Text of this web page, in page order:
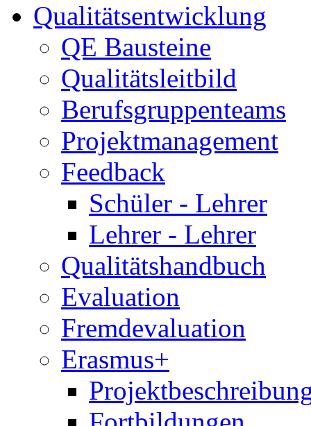
Qualitätsentwicklung
QE Bausteine
Qualitätsleitbild
Berufsgruppenteams
Projektmanagement
Feedback
Schüler - Lehrer
Lehrer - Lehrer
Qualitätshandbuch
Evaluation
Fremdevaluation
Erasmus+